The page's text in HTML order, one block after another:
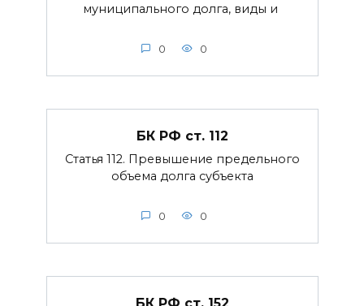
муниципального долга, виды и
0 0
БК РФ ст. 112
Статья 112. Превышение предельного
объема долга субъекта
0 0
БК РФ ст. 152